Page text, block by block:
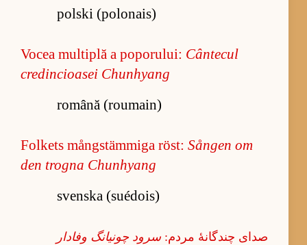
polski (polonais)
Vocea multiplă a poporului: Cântecul
credincioasei Chunhyang
română (roumain)
Folkets mångstämmiga röst: Sången om
den trogna Chunhyang
svenska (suédois)
صدای چندگانهٔ مردم: سرود چونیانگ وفادار